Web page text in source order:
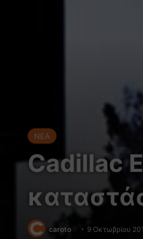
NEA
Cadillac
caroto 9 Οκτωβρίου